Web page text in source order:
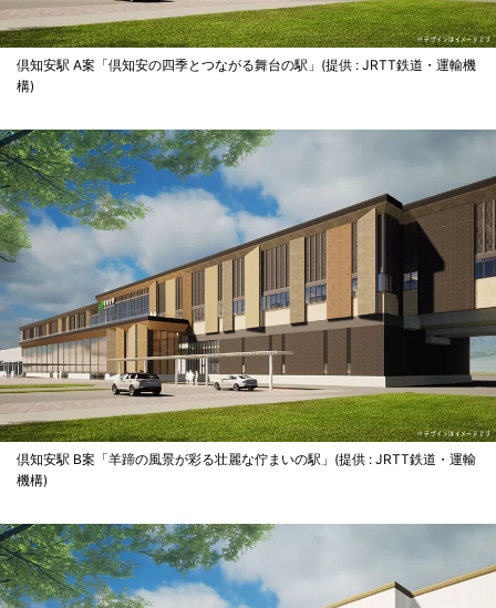
倶知安駅 A案「倶知安の四季とつながる舞台の駅」(提供 : JRTT鉄道・運輸機
構)
倶知安駅 B案「羊蹄の風景が彩る壮麗な佇まいの駅」(提供 : JRTT鉄道・運輸
機構)